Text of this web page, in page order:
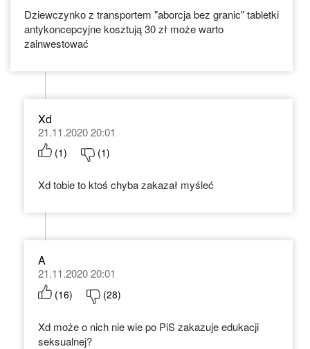
Dziewczynko z transportem "aborcja bez granic" tabletki
antykoncepcyjne kosztują 30 zł może warto
zainwestować
Xd
21.11.2020 20:01
(1) (1)
Xd tobie to ktoś chyba zakazał myśleć
A
21.11.2020 20:01
(16) (28)
Xd może o nich nie wie po PiS zakazuje edukacji
seksualnej?